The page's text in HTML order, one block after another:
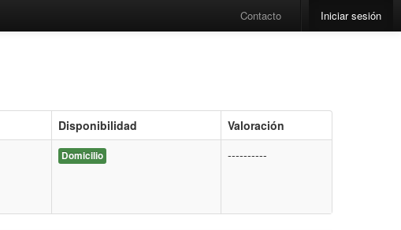
Contacto Iniciar sesión
Disponibilidad Valoración
Domicilio ----------